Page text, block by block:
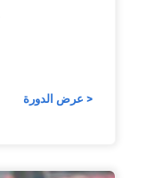
عرض الدورة >